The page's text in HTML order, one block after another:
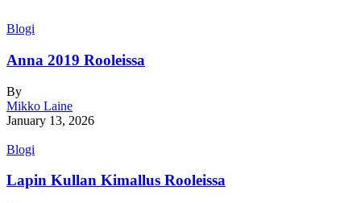
Blogi
Anna 2019 Rooleissa
By
Mikko Laine
January 13, 2026
Blogi
Lapin Kullan Kimallus Rooleissa